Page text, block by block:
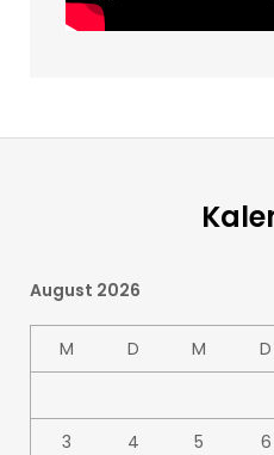
August 2026
M D M D
3
4 5 6